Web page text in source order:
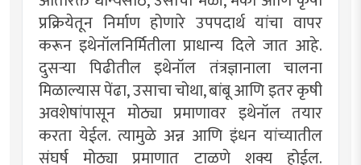
प्रक्रियेतून निर्माण होणारे उपपदार्थ यांचा वापर
करून इथेनॉलनिर्मितीला प्राधान्य दिले जात आहे.
दुसऱ्या पिढीतील इथेनॉल तंत्रज्ञानाला चालना
मिळाल्यास पेंढा, उसाचा चोथा, बांबू आणि इतर कृषी
अवशेषांपासून मोठ्या प्रमाणावर इथेनॉल तयार
करता येईल. त्यामुळे अन्न आणि इंधन यांच्यातील
संघर्ष मोठ्या प्रमाणात टाळणे शक्य होईल.